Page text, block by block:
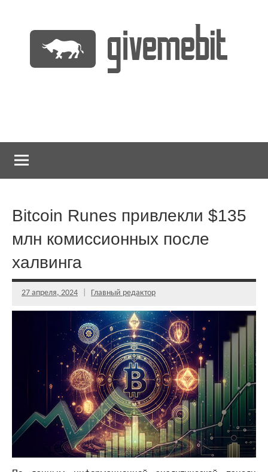
содержимому
Bitcoin Runes привлекли $135
млн комиссионных после
халвинга
27 апреля, 2024 Главный редактор